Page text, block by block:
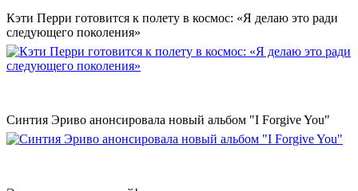
Кэти Перри готовится к полету в космос: «Я делаю это ради
следующего поколения»
Синтия Эриво анонсировала новый альбом "I Forgive You"